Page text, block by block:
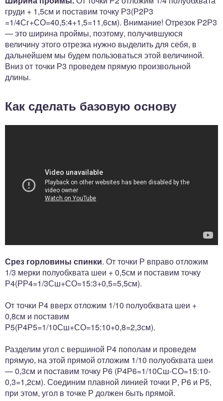
груди + 1,5см и поставим точку Р3(Р2Р3
=1/4Сг+СО=40,5:4+1,5=11,6см). Внимание! Отрезок Р2Р3
— это ширина проймы, поэтому, получившуюся
величину этого отрезка нужно выделить для себя, в
дальнейшем мы будем пользоваться этой величиной.
Вниз от точки Р3 проведем прямую произвольной
длины.
Как сделать базовую основу
Срез горловины спинки. От точки Р вправо отложим
1/3 мерки полуобхвата шеи + 0,5см и поставим точку
Р4(РР4=1/3Сш+СО=15:3+0,5=5,5см).
От точки Р4 вверх отложим 1/10 полуобхвата шеи +
0,8см и поставим
Р5(Р4Р5=1/10Сш+СО=15:10+0,8=2,3см).
Разделим угол с вершиной Р4 пополам и проведем
прямую, на этой прямой отложим 1/10 полуобхвата шеи
— 0,3см и поставим точку Р6 (Р4Р6=1/10Сш-СО=15:10-
0,3=1,2см). Соединим плавной линией точки Р, Р6 и Р5,
при этом, угол в точке Р должен быть прямой.